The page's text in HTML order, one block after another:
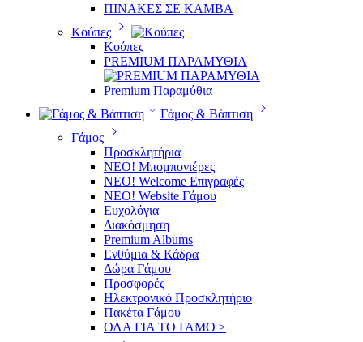
ΠΙΝΑΚΕΣ ΣΕ ΚΑΜΒΑ
Κούπες
Κούπες
PREMIUM ΠΑΡΑΜΥΘΙΑ
Premium Παραμύθια
Γάμος & Βάπτιση
Γάμος
Προσκλητήρια
ΝΕΟ! Μπομπονιέρες
NEO! Welcome Επιγραφές
ΝΕΟ! Website Γάμου
Ευχολόγια
Διακόσμηση
Premium Albums
Ενθύμια & Κάδρα
Δώρα Γάμου
Προσφορές
Ηλεκτρονικό Προσκλητήριο
Πακέτα Γάμου
ΟΛΑ ΓΙΑ ΤΟ ΓΑΜΟ >